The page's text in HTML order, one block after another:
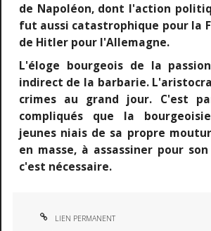
de Napoléon, dont l'action
fut aussi catastrophique pour la
de Hitler pour l'Allemagne.
L'éloge bourgeois de la
indirect de la barbarie.
crimes au grand jour. C'est
compliqués que la
jeunes niais de sa propre
en masse, à assassiner pour
c'est nécessaire.
LIEN PERMANENT